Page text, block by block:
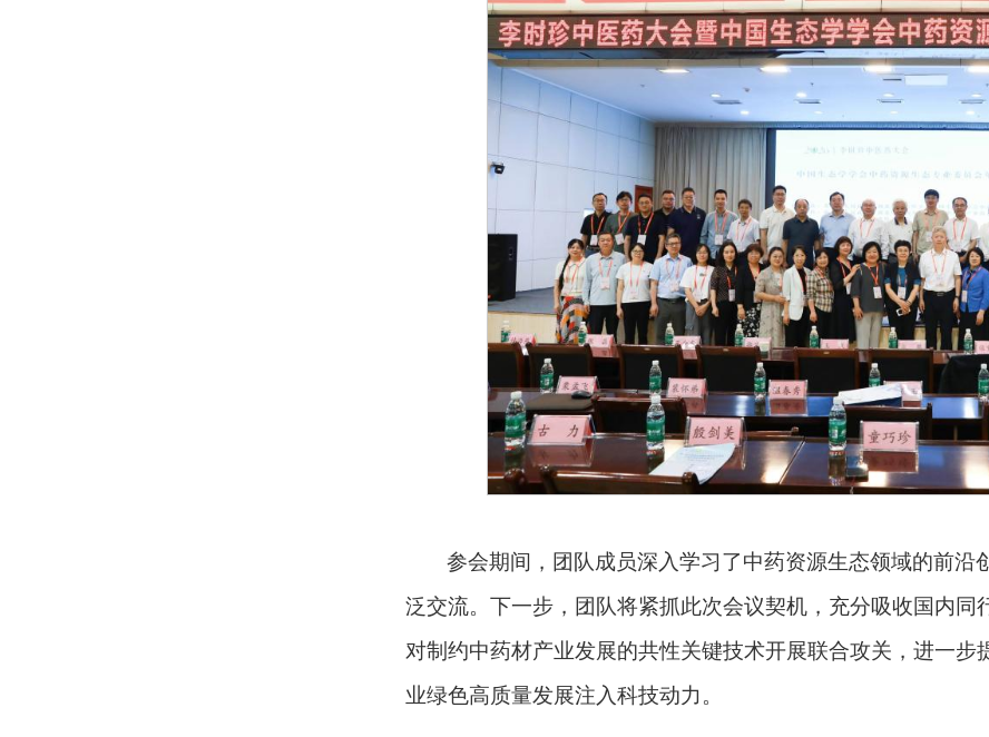
参会期间，团队成员深入学习了中药资源生态领域的前
泛交流。下一步，团队将紧抓此次会议契机，充分吸收国内
对制约中药材产业发展的共性关键技术开展联合攻关，进一
业绿色高质量发展注入科技动力。